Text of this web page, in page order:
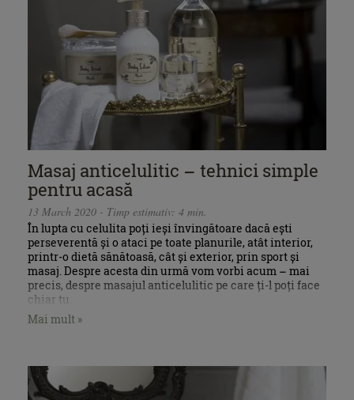
Masaj anticelulitic – tehnici simple
pentru acasă
13 March 2020 - Timp estimativ: 4 min.
În lupta cu celulita poți ieși învingătoare dacă ești
perseverentă și o ataci pe toate planurile, atât interior,
printr-o dietă sănătoasă, cât și exterior, prin sport și
masaj. Despre acesta din urmă vom vorbi acum – mai
precis, despre masajul anticelulitic pe care ți-l poți face
chiar tu.
Mai mult »